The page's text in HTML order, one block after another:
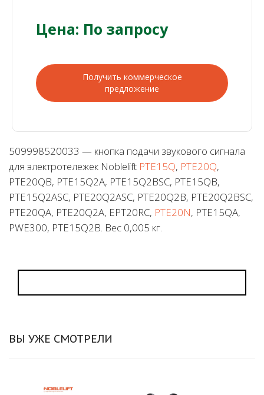
Цена: По запросу
Получить коммерческое
предложение
509998520033 — кнопка подачи звукового сигнала
для электротележек Noblelift PTE15Q, PTE20Q,
PTE20QB, PTE15Q2A, PTE15Q2BSC, PTE15QB,
PTE15Q2ASC, PTE20Q2ASC, PTE20Q2B, PTE20Q2BSC,
PTE20QA, PTE20Q2A, EPT20RC, PTE20N, PTE15QA,
PWE300, PTE15Q2B. Вес 0,005 кг.
ВЫ УЖЕ СМОТРЕЛИ